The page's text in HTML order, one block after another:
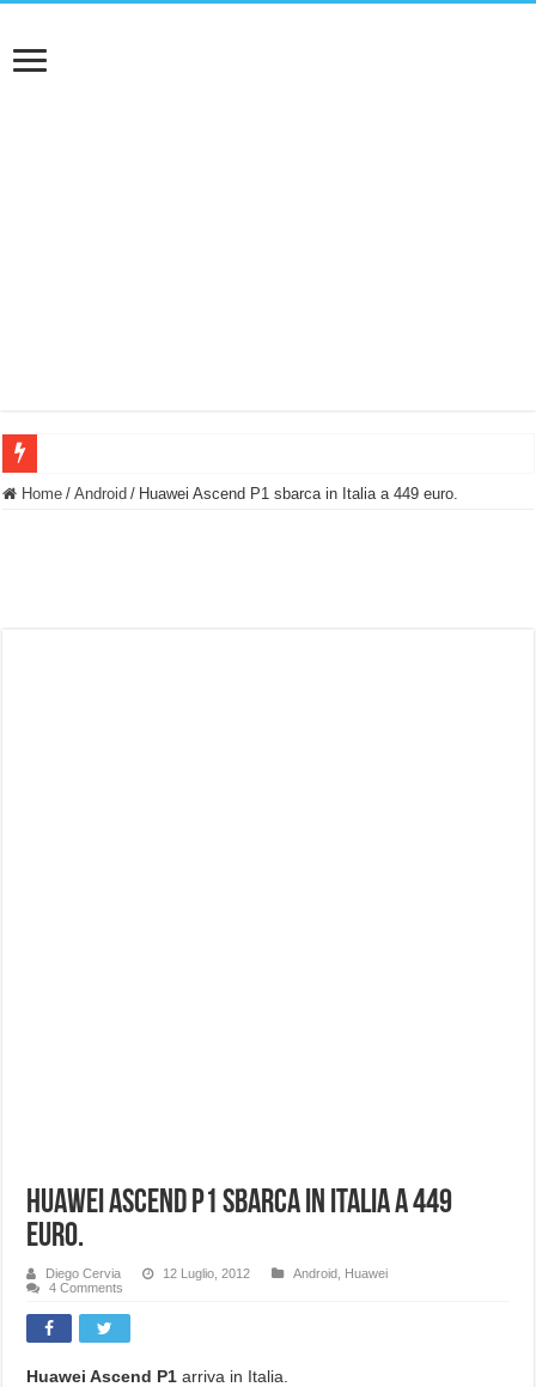
BASTA FATICARE! Questo robot tagliaerba lo appoggi e fa tutto lui! (Senza
Home / Android / Huawei Ascend P1 sbarca in Italia a 449 euro.
Huawei Ascend P1 sbarca in Italia a 449
euro.
Diego Cervia 12 Luglio, 2012 Android Huawei
4 Comments
Huawei Ascend P1 arriva in Italia.